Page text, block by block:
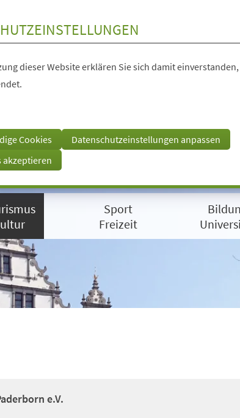
dieser Website erklären Sie sich damit
Cookies
Datenschutzeinstellungen anpassen
akzeptieren
Sport
Freizeit
e.V.